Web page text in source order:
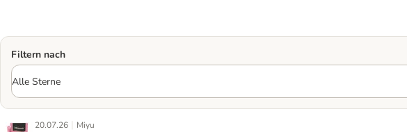
Filtern nach
20.07.26 | Miyu